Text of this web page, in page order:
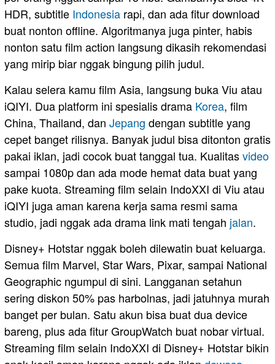
HDR, subtitle Indonesia rapi, dan ada fitur download
buat nonton offline. Algoritmanya juga pinter, habis
nonton satu film action langsung dikasih rekomendasi
yang mirip biar nggak bingung pilih judul.
Kalau selera kamu film Asia, langsung buka Viu atau
iQIYI. Dua platform ini spesialis drama Korea, film
China, Thailand, dan Jepang dengan subtitle yang
cepet banget rilisnya. Banyak judul bisa ditonton gratis
pakai iklan, jadi cocok buat tanggal tua. Kualitasvideo
sampai 1080p dan ada mode hemat data buat yang
pake kuota. Streaming film selain IndoXXI di Viu atau
iQIYI juga aman karena kerja sama resmi sama
studio, jadi nggak ada drama link mati tengah jalan.
Disney+ Hotstar nggak boleh dilewatin buat keluarga.
Semua film Marvel, Star Wars, Pixar, sampai National
Geographic ngumpul di sini. Langganan setahun
sering diskon 50% pas harbolnas, jadi jatuhnya murah
banget per bulan. Satu akun bisa buat dua device
bareng, plus ada fitur GroupWatch buat nobar virtual.
Streaming film selain IndoXXI di Disney+ Hotstar bikin